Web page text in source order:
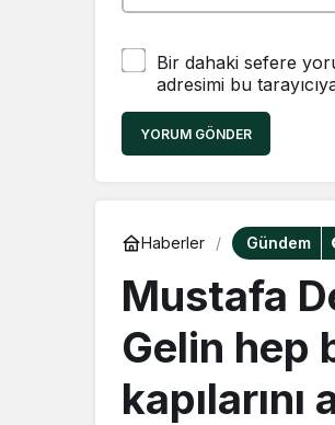
Bir dahaki sefere
adresimi bu
YORUM GÖNDER
Haberler Gündem
Mustafa
Gelin hep
kapılarını